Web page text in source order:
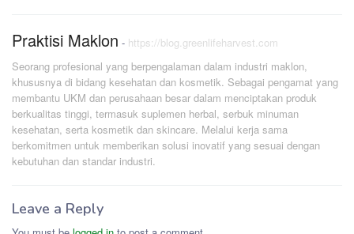
Praktisi Maklon - https://blog.greenlifeharvest.com
Seorang profesional yang berpengalaman dalam industri maklon,
khususnya di bidang kesehatan dan kosmetik. Sebagai pengamat yang
membantu UKM dan perusahaan besar dalam menciptakan produk
berkualitas tinggi, termasuk suplemen herbal, serbuk minuman
kesehatan, serta kosmetik dan skincare. Melalui kerja sama
berkomitmen untuk memberikan solusi inovatif yang sesuai dengan
kebutuhan dan standar industri.
Leave a Reply